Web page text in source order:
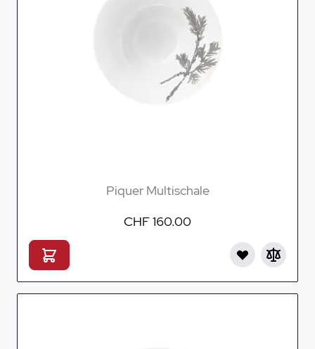
Piquer Multischale
CHF 160.00